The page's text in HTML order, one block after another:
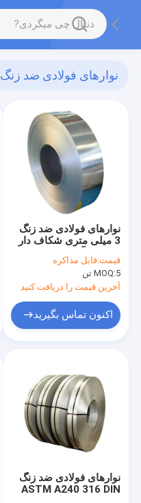
نوارهای فولادی ضد زنگ
نوارهای فولادی ضد زنگ
3 میلی متری شکاف دار
عملیات حرارتی برای
دریچه های کمپرسور
قیمت:قابل مذاکره
MOQ:5 تن
آخرین قیمت را دریافت کنید
اکنون تماس بگیرید
نوارهای فولادی ضد زنگ
ASTM A240 316 DIN